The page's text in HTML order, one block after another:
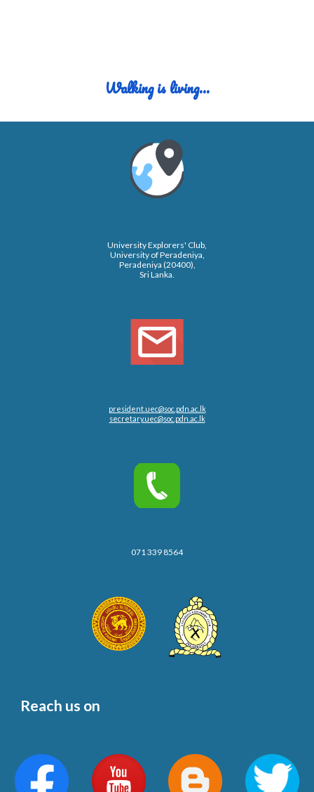
Walkingisliving...
University Explorers' Club,
University of Peradeniya,
Peradeniya (20400),
Sri Lanka.
president.uec@soc.pdn.ac.lk
secretary.uec@soc.pdn.ac.lk
071 339 8564
Reach us on